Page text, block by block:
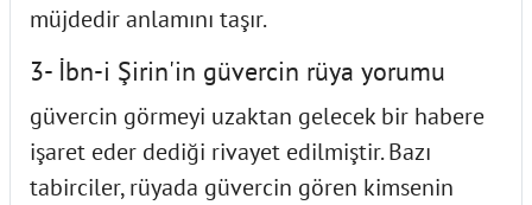
müjdedir anlamını taşır.
3- İbn-i Şirin'in güvercin rüya yorumu
güvercin görmeyi uzaktan gelecek bir habere
işaret eder dediği rivayet edilmiştir. Bazı
tabirciler, rüyada güvercin gören kimsenin